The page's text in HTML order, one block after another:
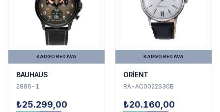
KARGO BEDAVA
BAUHAUS
2886-1
₺25.299,00
KARGO BEDAVA
ORİENT
RA-AC0022S30B
₺20.160,00